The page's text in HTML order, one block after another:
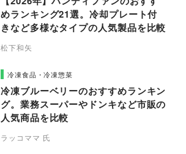
めランキング21選。冷却プレート付
きなど多様なタイプの人気製品を比較
松下和矢
冷凍食品・冷凍惣菜
冷凍ブルーベリーのおすすめランキン
グ。業務スーパーやドンキなど市販の
人気商品を比較
ラッコママ 氏